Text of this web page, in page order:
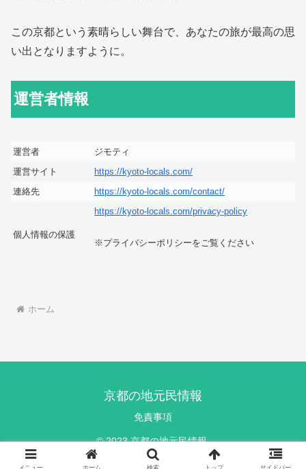
この京都という素晴らしい舞台で、あなたの旅が最高の思
い出となりますように。
運営者情報
運営者
ジモティ
運営サイト
https://kyoto-locals.com/
連絡先
https://kyoto-locals.com/contact/
個人情報の保護
https://kyoto-locals.com/privacy-policy
※プライバシーポリシーをご覧ください
ホーム
京都の地元民情報
免責事項
© 2023 京都の地元民情報.
メニュー ホーム 検索 トップ サイドバー